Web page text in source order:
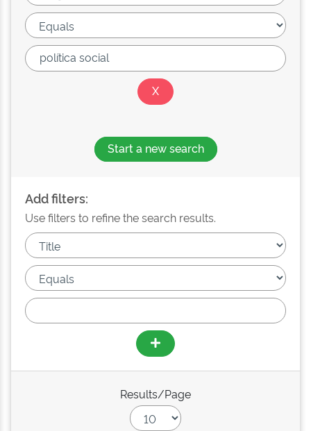
Start a new search
Add filters:
Use filters to refine the search results.
Results/Page